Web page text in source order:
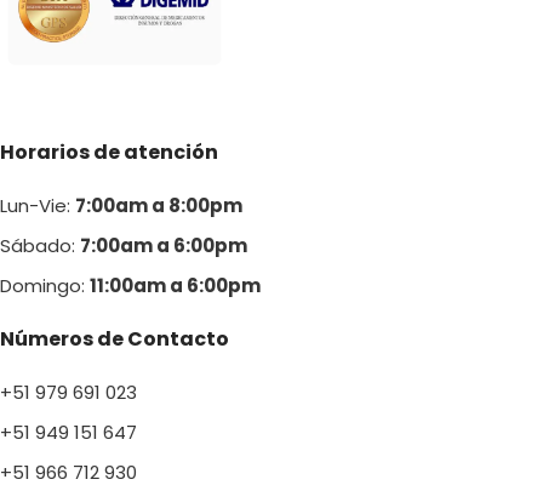
Horarios de atención
Lun-Vie: 7:00am a 8:00pm
Sábado: 7:00am a 6:00pm
Domingo: 11:00am a 6:00pm
Números de Contacto
+51 979 691 023
+51 949 151 647
+51 966 712 930